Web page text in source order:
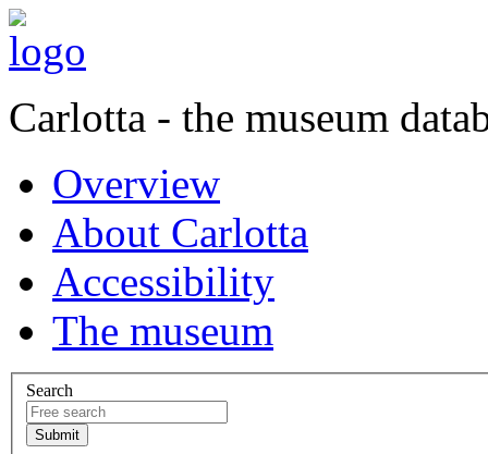
Carlotta - the museum
Overview
About Carlotta
Accessibility
The museum
Search